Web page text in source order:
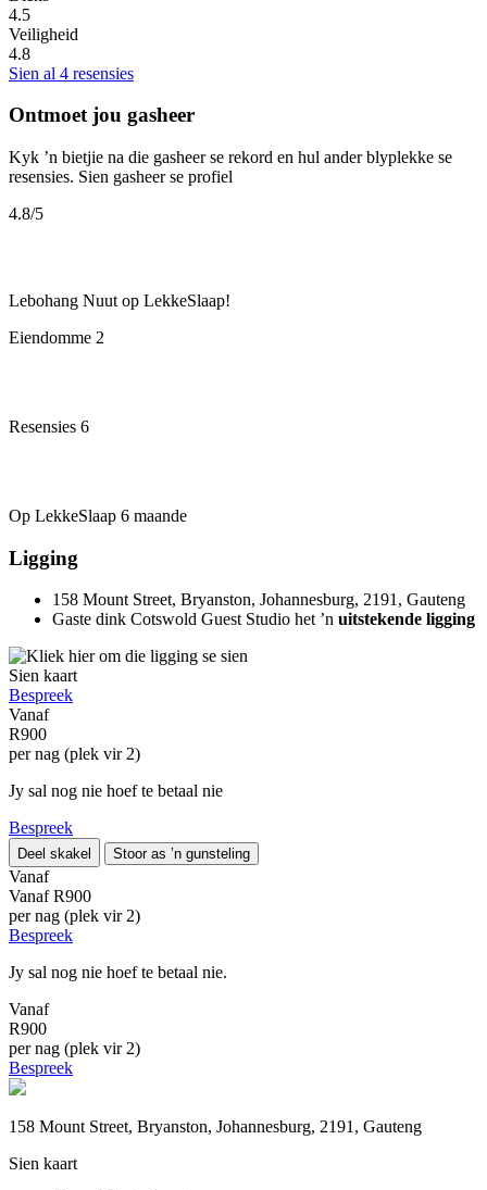
4.5
Veiligheid
4.8
Sien al 4 resensies
Ontmoet jou gasheer
Kyk ’n bietjie na die gasheer se rekord en hul ander blyplekke se
resensies. Sien gasheer se profiel
4.8/5
Lebohang Nuut op LekkeSlaap!
Eiendomme 2
Resensies 6
Op LekkeSlaap 6 maande
Ligging
158 Mount Street, Bryanston, Johannesburg, 2191, Gauteng
Gaste dink Cotswold Guest Studio het ’n uitstekende ligging
Sien kaart
Bespreek
Vanaf
R900
per nag (plek vir 2)
Jy sal nog nie hoef te betaal nie
Bespreek
Deel skakel Stoor as ’n gunsteling
Vanaf
Vanaf R900
per nag (plek vir 2)
Bespreek
Jy sal nog nie hoef te betaal nie.
Vanaf
R900
per nag (plek vir 2)
Bespreek
158 Mount Street, Bryanston, Johannesburg, 2191, Gauteng
Sien kaart